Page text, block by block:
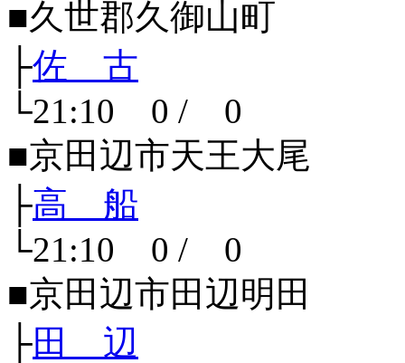
■久世郡久御山町
├佐 古
└21:10 0 / 0
■京田辺市天王大尾
├高 船
└21:10 0 / 0
■京田辺市田辺明田
├田 辺